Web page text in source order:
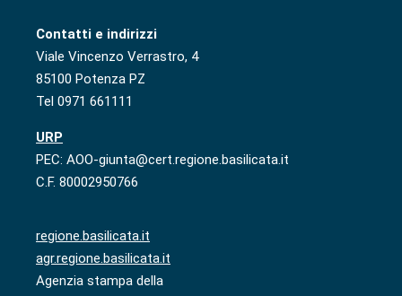
Contatti e indirizzi
Viale Vincenzo Verrastro, 4
85100 Potenza PZ
Tel 0971 661111
URP
PEC: AOO-giunta@cert.regione.basilicata.it
C.F. 80002950766
regione.basilicata.it
agr.regione.basilicata.it
Agenzia stampa della